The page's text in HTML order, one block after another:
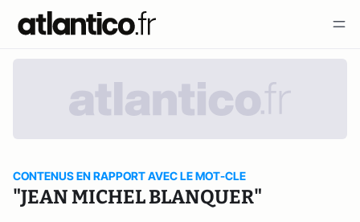
CONTENUS EN RAPPORT AVEC LE MOT-CLE
"JEAN MICHEL BLANQUER"